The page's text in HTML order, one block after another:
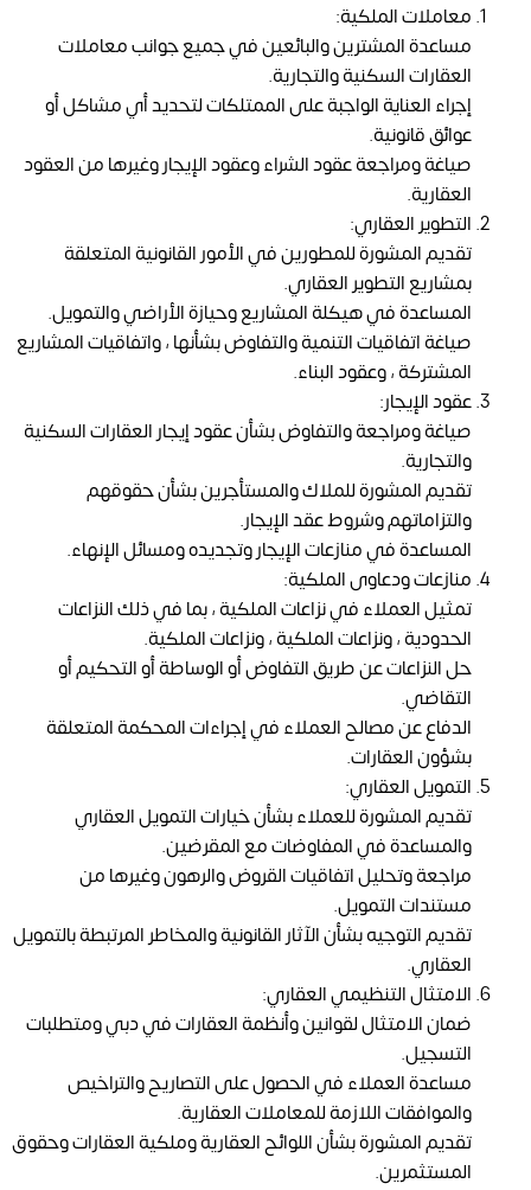
معاملات الملكية:
مساعدة المشترين والبائعين في جميع جوانب معاملات
العقارات السكنية والتجارية.
إجراء العناية الواجبة على الممتلكات لتحديد أي مشاكل أو
عوائق قانونية.
صياغة ومراجعة عقود الشراء وعقود الإيجار وغيرها من العقود
العقارية.
التطوير العقاري:
تقديم المشورة للمطورين في الأمور القانونية المتعلقة
بمشاريع التطوير العقاري.
المساعدة في هيكلة المشاريع وحيازة الأراضي والتمويل.
صياغة اتفاقيات التنمية والتفاوض بشأنها ، واتفاقيات المشاريع
المشتركة ، وعقود البناء.
عقود الإيجار:
صياغة ومراجعة والتفاوض بشأن عقود إيجار العقارات السكنية
والتجارية.
تقديم المشورة للملاك والمستأجرين بشأن حقوقهم
والتزاماتهم وشروط عقد الإيجار.
المساعدة في منازعات الإيجار وتجديده ومسائل الإنهاء.
منازعات ودعاوى الملكية:
تمثيل العملاء في نزاعات الملكية ، بما في ذلك النزاعات
الحدودية ، ونزاعات الملكية ، ونزاعات الملكية.
حل النزاعات عن طريق التفاوض أو الوساطة أو التحكيم أو
التقاضي.
الدفاع عن مصالح العملاء في إجراءات المحكمة المتعلقة
بشؤون العقارات.
التمويل العقاري:
تقديم المشورة للعملاء بشأن خيارات التمويل العقاري
والمساعدة في المفاوضات مع المقرضين.
مراجعة وتحليل اتفاقيات القروض والرهون وغيرها من
مستندات التمويل.
تقديم التوجيه بشأن الآثار القانونية والمخاطر المرتبطة بالتمويل
العقاري.
الامتثال التنظيمي العقاري:
ضمان الامتثال لقوانين وأنظمة العقارات في دبي ومتطلبات
التسجيل.
مساعدة العملاء في الحصول على التصاريح والتراخيص
والموافقات اللازمة للمعاملات العقارية.
تقديم المشورة بشأن اللوائح العقارية وملكية العقارات وحقوق
المستثمرين.